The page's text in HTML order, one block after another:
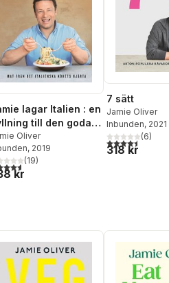
lagar Italien : en
till den goda
maten
Oliver
, 2019
utav 5 stjärnor. Totalt antal röster:
(19)
kr
7 sätt
Jamie Oliver
Inbunden, 2021
4,5utav 5(6)
318 kr